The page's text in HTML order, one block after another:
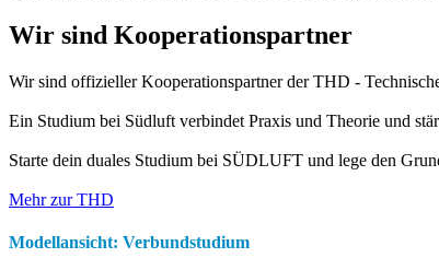
Wir sind Kooperationspartner
Wir sind offizieller Kooperationspartner der THD -
Ein Studium bei Südluft verbindet Praxis und Theorie und
Starte dein duales Studium bei SÜDLUFT und lege den
Mehr zur THD
Modellansicht: Verbundstudium